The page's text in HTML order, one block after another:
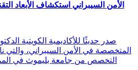
الأمن السيبراني استكشاف الأبعاد
المتخصصة في الأمن السيبراني، والتي
التخصص من جامعة بليموث في